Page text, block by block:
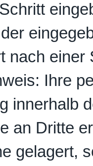
nach einer
Ihre
innerhalb
an Dritte
gelagert,